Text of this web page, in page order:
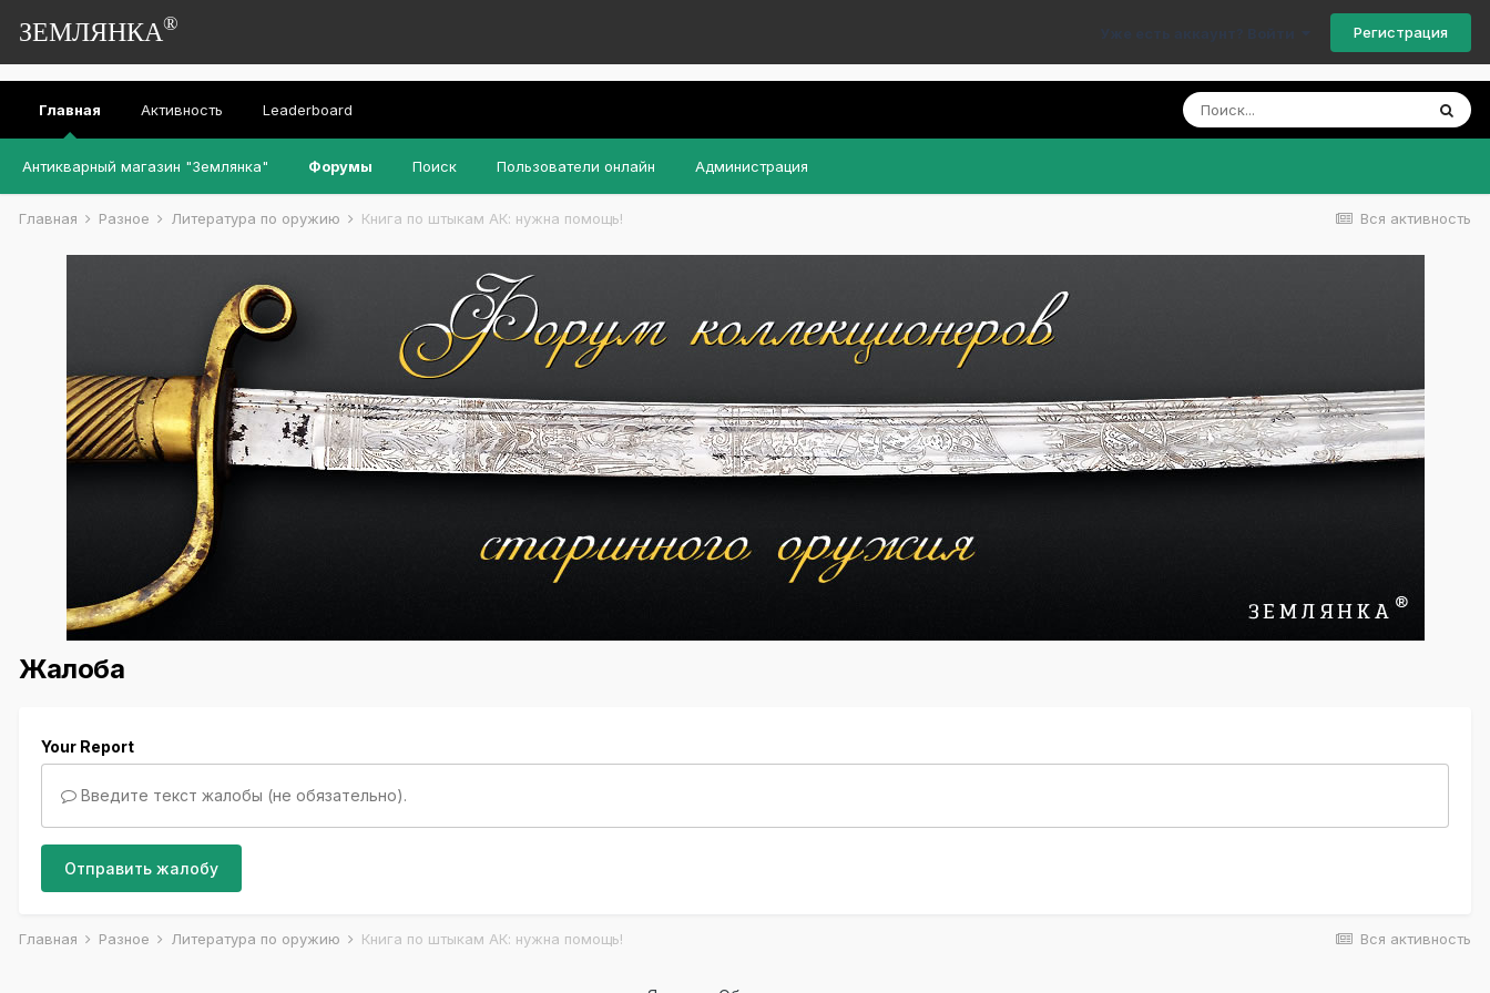
ЗЕМЛЯНКА® Уже есть аккаунт? Войти Регистрация
Главная
Антикварный магазин "Землянка" Форумы Поиск Пользователи онлайн Администрация
Активность Leaderboard
Вся активность
Главная Разное Литература по оружию Книга по штыкам АК: нужна помощь!
Жалоба
Your Report
Введите текст жалобы (не обязательно).
Отправить жалобу
Вся активность
Главная Разное Литература по оружию Книга по штыкам АК: нужна помощь!